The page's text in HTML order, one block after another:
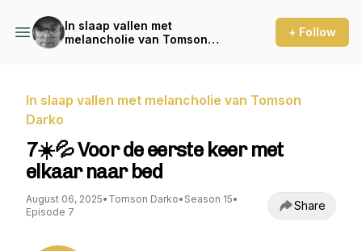
In slaap vallen met
melancholie van Tomson
+ Follow
In slaap vallen met melancholie van Tomson
Darko
7☀️💦 Voor de eerste keer met
elkaar naar bed
August 06, 2025• Tomson Darko• Season 15•
Episode 7
Share